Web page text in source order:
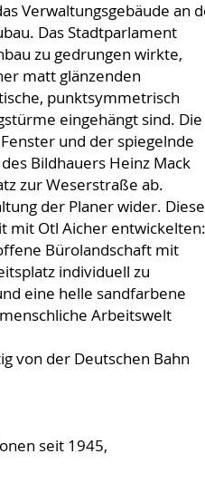
Verwaltungsgebäude an
Das Stadtparlament
zu gedrungen wirkte,
matt glänzenden
punktsymmetrisch
eingehängt sind. Die
und der spiegelnde
Bildhauers Heinz Mack
zur Weserstraße ab.
der Planer wider. Diese
mit Otl Aicher entwickelten:
Bürolandschaft mit
individuell zu
eine helle sandfarbene
Arbeitswelt
von der Deutschen Bahn
seit 1945,